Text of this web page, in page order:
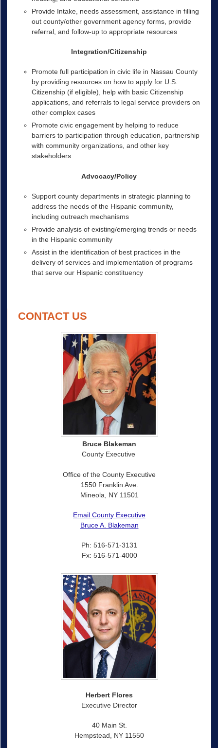
Provide Intake, needs assessment, assistance in filling
out county/other government agency forms, provide
referral, and follow-up to appropriate resources
Integration/Citizenship
Promote full participation in civic life in Nassau County
by providing resources on how to apply for U.S.
Citizenship (if eligible), help with basic Citizenship
applications, and referrals to legal service providers on
other complex cases
Promote civic engagement by helping to reduce
barriers to participation through education, partnership
with community organizations, and other key
stakeholders
Advocacy/Policy
Support county departments in strategic planning to
address the needs of the Hispanic community,
including outreach mechanisms
Provide analysis of existing/emerging trends or needs
in the Hispanic community
Assist in the identification of best practices in the
delivery of services and implementation of programs
that serve our Hispanic constituency
CONTACT US
Bruce Blakeman
County Executive
Office of the County Executive
1550 Franklin Ave.
Mineola, NY 11501
Email County Executive
Bruce A. Blakeman
Ph: 516-571-3131
Fx: 516-571-4000
Herbert Flores
Executive Director
40 Main St.
Hempstead, NY 11550